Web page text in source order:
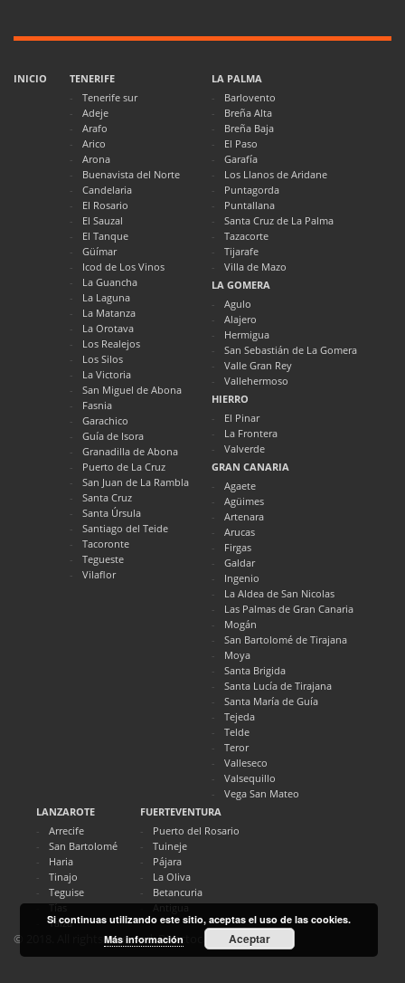
INICIO
TENERIFE
Tenerife sur
Adeje
Arafo
Arico
Arona
Buenavista del Norte
Candelaria
El Rosario
El Sauzal
El Tanque
Güímar
Icod de Los Vinos
La Guancha
La Laguna
La Matanza
La Orotava
Los Realejos
Los Silos
La Victoria
San Miguel de Abona
Fasnia
Garachico
Guía de Isora
Granadilla de Abona
Puerto de La Cruz
San Juan de La Rambla
Santa Cruz
Santa Úrsula
Santiago del Teide
Tacoronte
Tegueste
Vilaflor
LA PALMA
Barlovento
Breña Alta
Breña Baja
El Paso
Garafía
Los Llanos de Aridane
Puntagorda
Puntallana
Santa Cruz de La Palma
Tazacorte
Tijarafe
Villa de Mazo
LA GOMERA
Agulo
Alajero
Hermigua
San Sebastián de La Gomera
Valle Gran Rey
Vallehermoso
HIERRO
El Pinar
La Frontera
Valverde
GRAN CANARIA
Agaete
Agüimes
Artenara
Arucas
Firgas
Galdar
Ingenio
La Aldea de San Nicolas
Las Palmas de Gran Canaria
Mogán
San Bartolomé de Tirajana
Moya
Santa Brigida
Santa Lucía de Tirajana
Santa María de Guía
Tejeda
Telde
Teror
Valleseco
Valsequillo
Vega San Mateo
LANZAROTE
Arrecife
San Bartolomé
Haria
Tinajo
Teguise
Tías
Yaiza
FUERTEVENTURA
Puerto del Rosario
Tuineje
Pájara
La Oliva
Betancuria
Antigua
© 2018. All rights reserved. Directocanarias.com
Si continuas utilizando este sitio, aceptas el uso de las cookies.
Más información
Aceptar